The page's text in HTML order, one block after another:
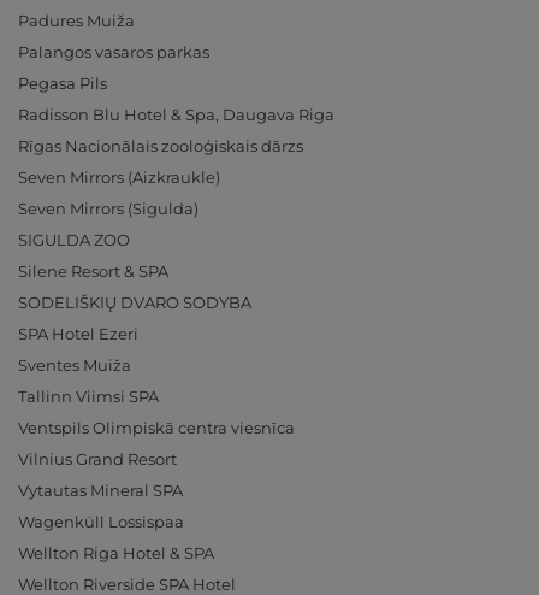
Padures Muiža
Palangos vasaros parkas
Pegasa Pils
Radisson Blu Hotel & Spa, Daugava Riga
Rīgas Nacionālais zooloģiskais dārzs
Seven Mirrors (Aizkraukle)
Seven Mirrors (Sigulda)
SIGULDA ZOO
Silene Resort & SPA
SODELIŠKIŲ DVARO SODYBA
SPA Hotel Ezeri
Sventes Muiža
Tallinn Viimsi SPA
Ventspils Olimpiskā centra viesnīca
Vilnius Grand Resort
Vytautas Mineral SPA
Wagenküll Lossispaa
Wellton Riga Hotel & SPA
Wellton Riverside SPA Hotel